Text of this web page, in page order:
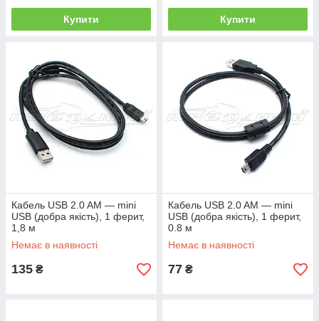
Купити Купити
Кабель USB 2.0 AM — mini
USB (добра якість), 1 ферит,
1,8 м
Немає в наявності
135 ₴
Кабель USB 2.0 AM — mini
USB (добра якість), 1 ферит,
0.8 м
Немає в наявності
77 ₴